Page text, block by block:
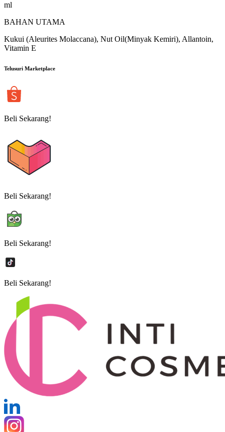
ml
BAHAN UTAMA
Kukui (Aleurites Molaccana), Nut Oil(Minyak Kemiri), Allantoin,
Vitamin E
Telusuri Marketplace
Beli Sekarang!
Beli Sekarang!
Beli Sekarang!
Beli Sekarang!